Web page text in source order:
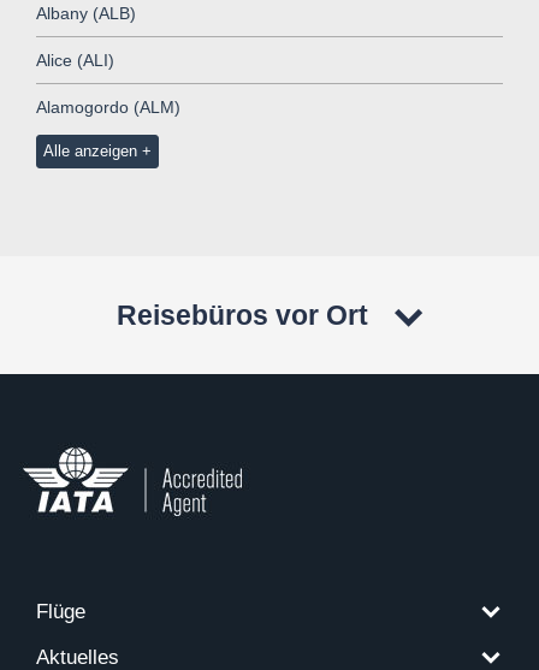
Albany (ALB)
Alice (ALI)
Alamogordo (ALM)
Alle anzeigen
Reisebüros vor Ort
Flüge
Aktuelles